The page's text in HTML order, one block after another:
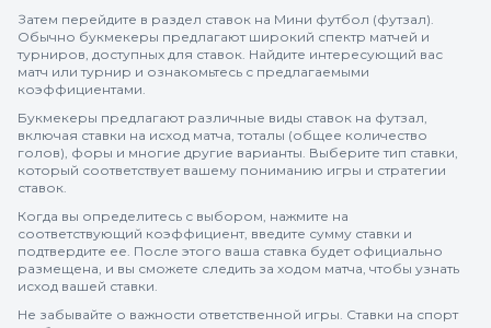
Затем перейдите в раздел ставок на Мини футбол (футзал).
Обычно букмекеры предлагают широкий спектр матчей и
турниров, доступных для ставок. Найдите интересующий вас
матч или турнир и ознакомьтесь с предлагаемыми
коэффициентами.
Букмекеры предлагают различные виды ставок на футзал,
включая ставки на исход матча, тоталы (общее количество
голов), форы и многие другие варианты. Выберите тип ставки,
который соответствует вашему пониманию игры и стратегии
ставок.
Когда вы определитесь с выбором, нажмите на
соответствующий коэффициент, введите сумму ставки и
подтвердите ее. После этого ваша ставка будет официально
размещена, и вы сможете следить за ходом матча, чтобы узнать
исход вашей ставки.
Не забывайте о важности ответственной игры. Ставки на спорт